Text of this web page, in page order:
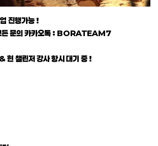
진행가능 !
든 문의 카카오톡 : BORATEAM7
현 챌린저 강사 항시 대기 중 !